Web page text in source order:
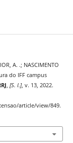
A. .; NASCIMENTO
do IFF campus
, [S. l.], v. 13, 2022.
article/view/849.